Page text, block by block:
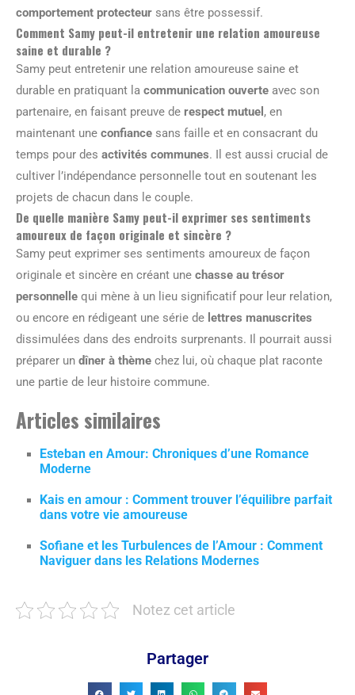
comportement protecteur sans être possessif.
Comment Samy peut-il entretenir une relation amoureuse
saine et durable ?
Samy peut entretenir une relation amoureuse saine et
durable en pratiquant la communication ouverte avec son
partenaire, en faisant preuve de respect mutuel , en
maintenant une confiance sans faille et en consacrant du
temps pour des activités communes. Il est aussi crucial de
cultiver l’indépendance personnelle tout en soutenant les
projets de chacun dans le couple.
De quelle manière Samy peut-il exprimer ses sentiments
amoureux de façon originale et sincère ?
Samy peut exprimer ses sentiments amoureux de façon
originale et sincère en créant une chasse au trésor
personnelle qui mène à un lieu significatif pour leur relation,
ou encore en rédigeant une série de lettres manuscrites
dissimulées dans des endroits surprenants. Il pourrait aussi
préparer un dîner à thème chez lui, où chaque plat raconte
une partie de leur histoire commune.
Articles similaires
Esteban en Amour: Chroniques d’une Romance
Moderne
Kais en amour : Comment trouver l’équilibre parfait
dans votre vie amoureuse
Sofiane et les Turbulences de l’Amour : Comment
Naviguer dans les Relations Modernes
Notez cet article
Partager